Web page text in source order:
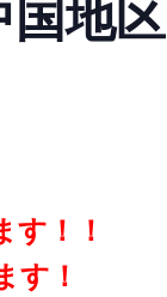
地区
す！！
す！